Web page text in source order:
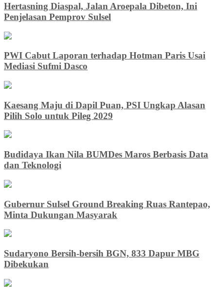
Hertasning Diaspal, Jalan Aroepala Dibeton, Ini
Penjelasan Pemprov Sulsel
PWI Cabut Laporan terhadap Hotman Paris Usai
Mediasi Sufmi Dasco
Kaesang Maju di Dapil Puan, PSI Ungkap Alasan
Pilih Solo untuk Pileg 2029
Budidaya Ikan Nila BUMDes Maros Berbasis Data
dan Teknologi
Gubernur Sulsel Ground Breaking Ruas Rantepao,
Minta Dukungan Masyarak
Sudaryono Bersih-bersih BGN, 833 Dapur MBG
Dibekukan